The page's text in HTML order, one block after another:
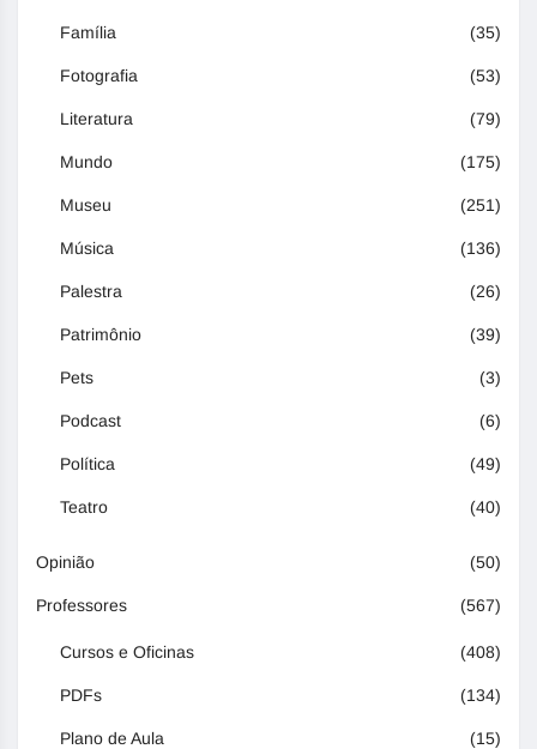
Família (35)
Fotografia (53)
Literatura (79)
Mundo (175)
Museu (251)
Música (136)
Palestra (26)
Patrimônio (39)
Pets (3)
Podcast (6)
Política (49)
Teatro (40)
Opinião (50)
Professores (567)
Cursos e Oficinas (408)
PDFs (134)
Plano de Aula (15)